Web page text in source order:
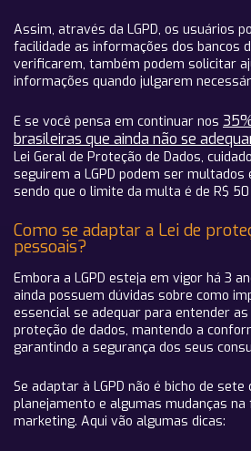
Assim, através da LGPD, os usuários
facilidade as informações dos bancos
verificarem, também podem solicitar
informações quando julgarem
E se você pensa em continuar nos
brasileiras que ainda não se
Lei Geral de Proteção de Dados,
seguirem a LGPD podem ser
sendo que o limite da multa é de R$
Como se adaptar a Lei de
pessoais?
Embora a LGPD esteja em vigor há 3
ainda possuem dúvidas sobre como
essencial se adequar para entender
proteção de dados, mantendo a
garantindo a segurança dos seus
Se adaptar à LGPD não é bicho de sete
planejamento e algumas mudanças
marketing. Aqui vão algumas dicas: